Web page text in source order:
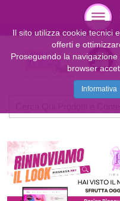
Il sito utilizza cookie tecnici
offerti e
Proseguendo la
browser
Informativa